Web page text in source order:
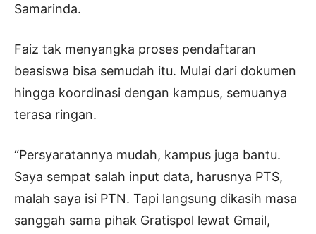
Samarinda.
Faiz tak menyangka proses pendaftaran
beasiswa bisa semudah itu. Mulai dari dokumen
hingga koordinasi dengan kampus, semuanya
terasa ringan.
“Persyaratannya mudah, kampus juga bantu.
Saya sempat salah input data, harusnya PTS,
malah saya isi PTN. Tapi langsung dikasih masa
sanggah sama pihak Gratispol lewat Gmail,